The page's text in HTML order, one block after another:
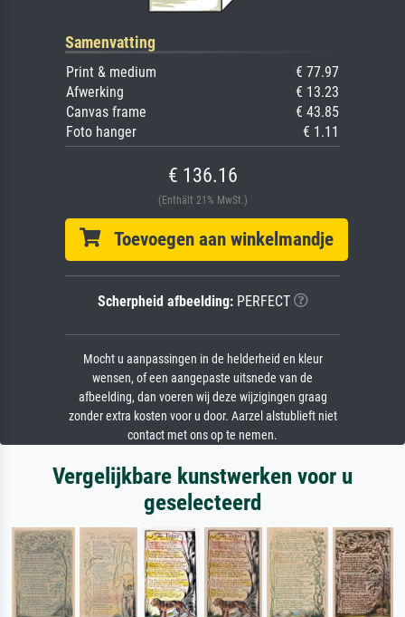
Samenvatting
Print & medium
€ 77.97
Afwerking
€ 13.23
Canvas frame
€ 43.85
Foto hanger
€ 1.11
€ 136.16
(Enthält 21% MwSt.)
Toevoegen aan winkelmandje
Scherpheid afbeelding:PERFECT
Mocht u aanpassingen in de helderheid en kleur
wensen, of een aangepaste uitsnede van de
afbeelding, dan voeren wij deze wijzigingen graag
zonder extra kosten voor u door. Aarzel alstublieft niet
contact met ons op te nemen.
Vergelijkbare kunstwerken voor u
geselecteerd